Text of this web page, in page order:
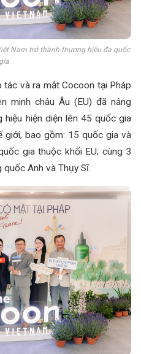
Nam trở thành thương hiệu đa quốc
gia
và ra mắt Cocoon tại Pháp
minh châu Âu (EU) đã nâng
hiện diện lên 45 quốc gia
giới, bao gồm: 15 quốc gia và
gia thuộc khối EU; cùng 3
Anh và Thụy Sĩ.